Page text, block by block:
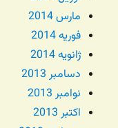
مارس 2014
فوریه 2014
ژانویه 2014
دسامبر 2013
نوامبر 2013
اکتبر 2013